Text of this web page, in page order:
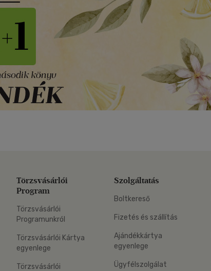
Törzsvásárlói
Program
Törzsvásárlói
Programunkról
Törzsvásárlói Kártya
egyenlege
Törzsvásárlói
Szolgáltatás
Boltkereső
Fizetés és szállítás
Ajándékkártya
egyenlege
Ügyfélszolgálat